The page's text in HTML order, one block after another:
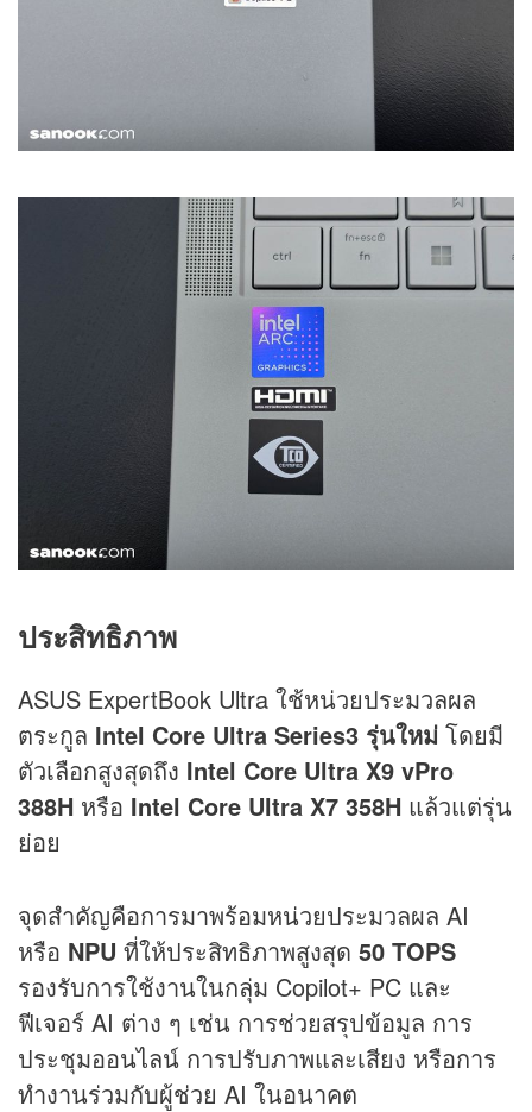
ประสิทธิภาพ
ASUS ExpertBook Ultra ใช้หน่วยประมวลผล
ตระกูล Intel Core Ultra Series3 รุ่นใหม่ โดยมี
ตัวเลือกสูงสุดถึง Intel Core Ultra X9 vPro
388H หรือ Intel Core Ultra X7 358H แล้วแต่รุ่น
ย่อย
จุดสำคัญคือการมาพร้อมหน่วยประมวลผล AI
หรือ NPU ที่ให้ประสิทธิภาพสูงสุด 50 TOPS
รองรับการใช้งานในกลุ่ม Copilot+ PC และ
ฟีเจอร์ AI ต่าง ๆ เช่น การช่วยสรุปข้อมูล การ
ประชุมออนไลน์ การปรับภาพและเสียง หรือการ
ทำงานร่วมกับผู้ช่วย AI ในอนาคต